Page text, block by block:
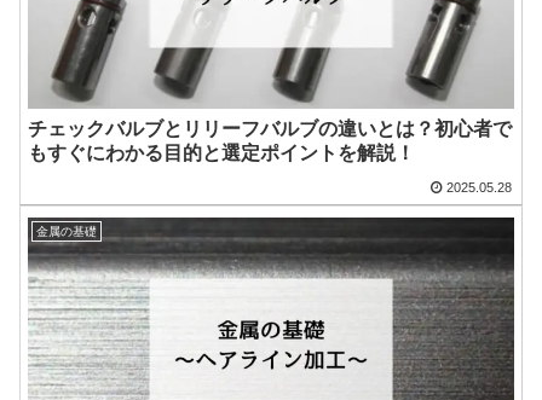
チェックバルブとリリーフバルブの違いとは？初心者で
もすぐにわかる目的と選定ポイントを解説！
2025.05.28
金属の基礎